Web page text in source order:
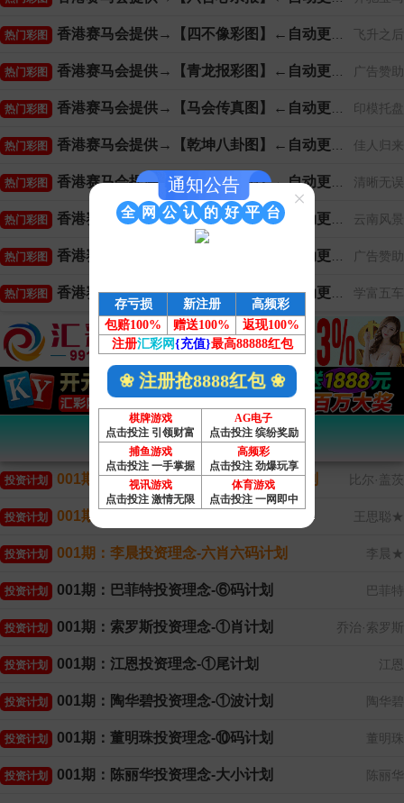
×
通知公告
全 网 公 认 的 好 平 台
存亏损 新注册
高频彩
包赔100%
赠送100%
返现100%
注册汇彩网{充值}最高88888红包
❀ 注册抢8888红包 ❀
棋牌游戏
点击投注 引领财富
AG电子
点击投注 缤纷奖励
捕鱼游戏
点击投注 一手掌握
高频彩
点击投注 劲爆玩享
视讯游戏
点击投注 激情无限
体育游戏
点击投注 一网即中
飞升之后
热门彩图 香港赛马会提供→【四不像彩图】←自动更新
广告赞助
热门彩图 香港赛马会提供→【青龙报彩图】←自动更新
印模托盘
热门彩图 香港赛马会提供→【马会传真图】←自动更新
佳人归来
热门彩图 香港赛马会提供→【乾坤八卦图】←自动更新
清晰无误
热门彩图 香港赛马会提供→【平特玄机图】←自动更新
云南风景
热门彩图 香港赛马会提供→【伯乐杀肖图】←自动更新
广告赞助
热门彩图 香港赛马会提供→【天线宝宝图】←自动更新
学富五车
热门彩图 香港赛马会提供→【平特心水图】←自动更新
香港赛马会投资计划
比尔·盖茨
投资计划 001期：比尔盖茨投资理念-18码中特计划
王思聪★
投资计划 001期：王思聪投资理念-四肖一码计划
李晨★
投资计划 001期：李晨投资理念-六肖六码计划
巴菲特
投资计划 001期：巴菲特投资理念-⑥码计划
乔治·索罗斯
投资计划 001期：索罗斯投资理念-①肖计划
江恩
投资计划 001期：江恩投资理念-①尾计划
陶华碧
投资计划 001期：陶华碧投资理念-①波计划
董明珠
投资计划 001期：董明珠投资理念-⑩码计划
陈丽华
投资计划 001期：陈丽华投资理念-大小计划